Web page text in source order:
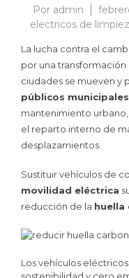
Por admin
electricos de
La lucha contra el
por una
ciudades se mueven y
públicos municipales
mantenimiento
el reparto interno de
desplazamientos.
Sustituir vehículos de
movilidad eléctrica
reducción de la huella
Los vehículos